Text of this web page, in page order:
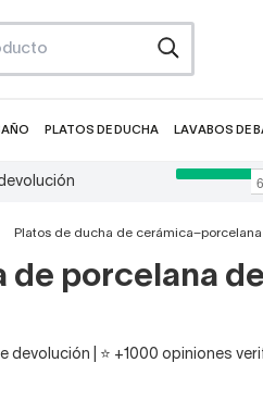
PLATOS DE DUCHA LAVABOS DE
Platos de ducha de cerámica–porcelana
de porcelana
devolución | ⭐ +1000 opiniones